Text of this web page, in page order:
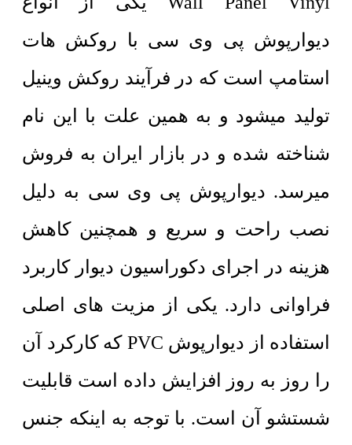
دیوارپوش پی وی سی با روکش هات
استامپ است که در فرآیند روکش وینیل
تولید میشود و به همین علت با این نام
شناخته شده و در بازار ایران به فروش
میرسد. دیوارپوش پی وی سی به دلیل
نصب راحت و سریع و همچنین کاهش
هزینه در اجرای دکوراسیون دیوار کاربرد
فراوانی دارد. یکی از مزیت های اصلی
استفاده از دیوارپوش PVC که کارکرد آن
را روز به روز افزایش داده است قابلیت
شستشو آن است. با توجه به اینکه جنس